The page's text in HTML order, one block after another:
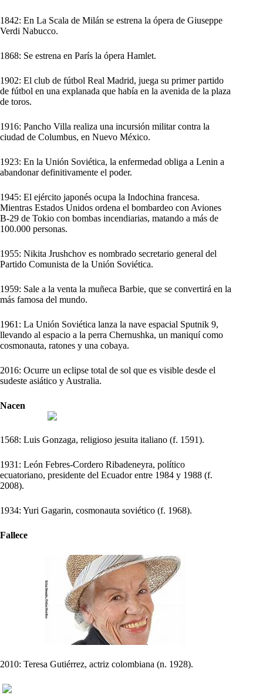
1842: En La Scala de Milán se estrena la ópera de Giuseppe
Verdi Nabucco.
1868: Se estrena en París la ópera Hamlet.
1902: El club de fútbol Real Madrid, juega su primer partido
de fútbol en una explanada que había en la avenida de la plaza
de toros.
1916: Pancho Villa realiza una incursión militar contra la
ciudad de Columbus, en Nuevo México.
1923: En la Unión Soviética, la enfermedad obliga a Lenin a
abandonar definitivamente el poder.
1945: El ejército japonés ocupa la Indochina francesa.
Mientras Estados Unidos ordena el bombardeo con Aviones
B-29 de Tokio con bombas incendiarias, matando a más de
100.000 personas.
1955: Nikita Jrushchov es nombrado secretario general del
Partido Comunista de la Unión Soviética.
1959: Sale a la venta la muñeca Barbie, que se convertirá en la
más famosa del mundo.
1961: La Unión Soviética lanza la nave espacial Sputnik 9,
llevando al espacio a la perra Chernushka, un maniquí como
cosmonauta, ratones y una cobaya.
2016: Ocurre un eclipse total de sol que es visible desde el
sudeste asiático y Australia.
Nacen
1568: Luis Gonzaga, religioso jesuita italiano (f. 1591).
1931: León Febres-Cordero Ribadeneyra, político
ecuatoriano, presidente del Ecuador entre 1984 y 1988 (f.
2008).
1934: Yuri Gagarin, cosmonauta soviético (f. 1968).
Fallece
2010: Teresa Gutiérrez, actriz colombiana (n. 1928).